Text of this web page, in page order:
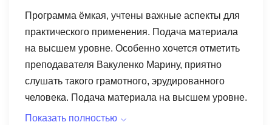
материал. В целом, мы считаем, что обучение на
данную тему ценным и полезным для нашей
команды. Оно позволило нам улучшить свои
навыки работы с персоналом. Определенно
рекомендуем данный курс всем, кто хочет
развиваться в области управления персоналом
и хочет быть готовым к современным вызовам
Программа ёмкая, учтены важные аспекты для
практического применения. Подача материала
на высшем уровне. Особенно хочется отметить
преподавателя Вакуленко Марину, приятно
слушать такого грамотного, эрудированного
человека. Подача материала на высшем уровне.
В течении всех занятий было очень легко её
Показать полностью